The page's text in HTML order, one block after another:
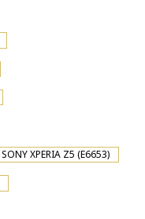
SONY XPERIA Z5 (E6653)